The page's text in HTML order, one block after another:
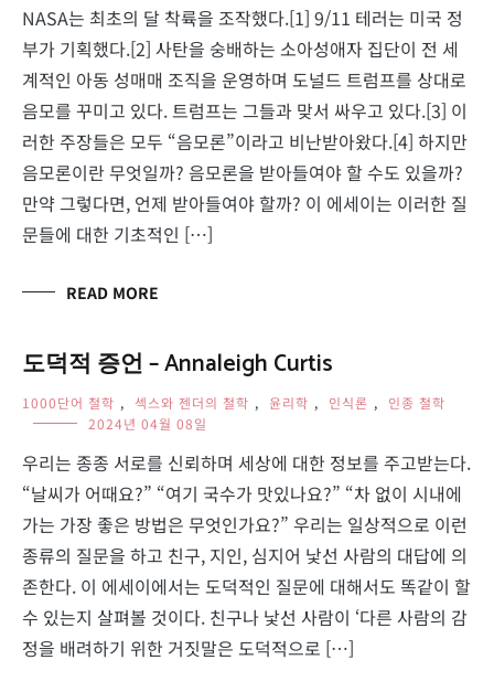
NASA는 최초의 달 착륙을 조작했다.[1] 9/11 테러는 미국 정
부가 기획했다.[2] 사탄을 숭배하는 소아성애자 집단이 전 세
계적인 아동 성매매 조직을 운영하며 도널드 트럼프를 상대로
음모를 꾸미고 있다. 트럼프는 그들과 맞서 싸우고 있다.[3] 이
러한 주장들은 모두 “음모론”이라고 비난받아왔다.[4] 하지만
음모론이란 무엇일까? 음모론을 받아들여야 할 수도 있을까?
만약 그렇다면, 언제 받아들여야 할까? 이 에세이는 이러한 질
문들에 대한 기초적인 […]
READ MORE
도덕적 증언 – Annaleigh Curtis
1000단어 철학 , 섹스와 젠더의 철학 , 윤리학 , 인식론 ,
인종 철학
2024년 04월 08일
우리는 종종 서로를 신뢰하며 세상에 대한 정보를 주고받는다.
“날씨가 어때요?” “여기 국수가 맛있나요?” “차 없이 시내에
가는 가장 좋은 방법은 무엇인가요?” 우리는 일상적으로 이런
종류의 질문을 하고 친구, 지인, 심지어 낯선 사람의 대답에 의
존한다. 이 에세이에서는 도덕적인 질문에 대해서도 똑같이 할
수 있는지 살펴볼 것이다. 친구나 낯선 사람이 ‘다른 사람의 감
정을 배려하기 위한 거짓말은 도덕적으로 […]